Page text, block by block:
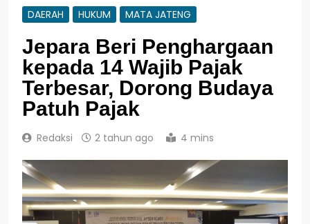
DAERAH HUKUM MATA JATENG
Jepara Beri Penghargaan
kepada 14 Wajib Pajak
Terbesar, Dorong Budaya
Patuh Pajak
Redaksi 2 tahun ago 4 mins